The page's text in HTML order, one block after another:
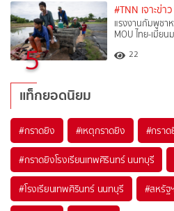
5
#TNN เจาะข่าว
แรงงานกัมพูชา
MOU ไทย-เมียน
22
แท็กยอดนิยม
#กราดยิง #เหตุกราดยิง #กรา
#กราดยิงโรงเรียนเทพศิรินทร์ นนทบุรี
#โรงเรียนเทพศิรินทร์ นนทบุรี #สหรัฐ